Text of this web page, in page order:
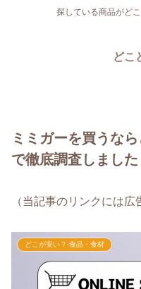
探している商品がど
どこ
ミミガーを買うな
で徹底調査しました
（当記事のリンクには広
どこが安い？-食品・食材